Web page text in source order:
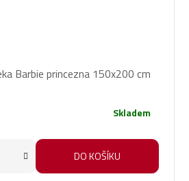
Barbie princezna 150x200 cm
Skladem
DO KOŠÍKU